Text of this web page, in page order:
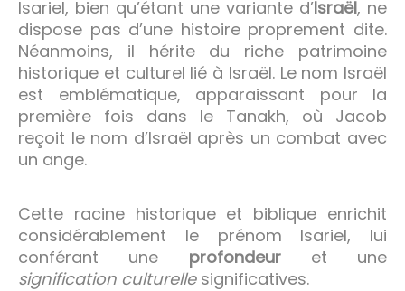
Isariel, bien qu’étant une variante d’Israël, ne
dispose pas d’une histoire proprement dite.
Néanmoins, il hérite du riche patrimoine
historique et culturel lié à Israël. Le nom Israël
est emblématique, apparaissant pour la
première fois dans le Tanakh, où Jacob
reçoit le nom d’Israël après un combat avec
un ange.
Cette racine historique et biblique enrichit
considérablement le prénom Isariel, lui
conférant une profondeuret une
signification culturellesignificatives.